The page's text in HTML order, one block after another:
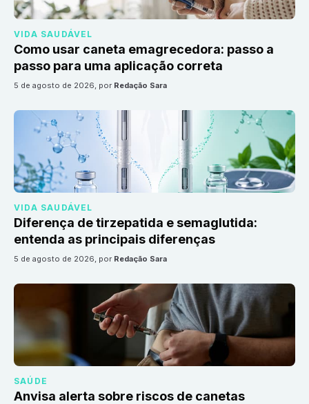
VIDA SAUDÁVEL
Como usar caneta emagrecedora: passo a
passo para uma aplicação correta
5 de agosto de 2026, por Redação Sara
VIDA SAUDÁVEL
Diferença de tirzepatida e semaglutida:
entenda as principais diferenças
5 de agosto de 2026, por Redação Sara
SAÚDE
Anvisa alerta sobre riscos de canetas